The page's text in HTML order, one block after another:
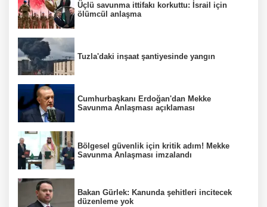
Üçlü savunma ittifakı korkuttu: İsrail için
ölümcül anlaşma
Tuzla'daki inşaat şantiyesinde yangın
Cumhurbaşkanı Erdoğan'dan Mekke
Savunma Anlaşması açıklaması
Bölgesel güvenlik için kritik adım! Mekke
Savunma Anlaşması imzalandı
Bakan Gürlek: Kanunda şehitleri incitecek
düzenleme yok